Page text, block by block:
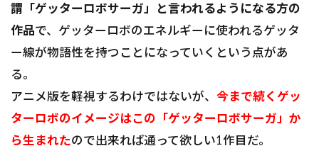
謂「ゲッターロボサーガ」と言われるようになる方の
作品で、ゲッターロボのエネルギーに使われるゲッタ
ー線が物語性を持つことになっていくという点があ
る。
アニメ版を軽視するわけではないが、 今まで続くゲッ
ターロボのイメージはこの「ゲッターロボサーガ」か
ら生まれたので出来れば通って欲しい1作目だ。